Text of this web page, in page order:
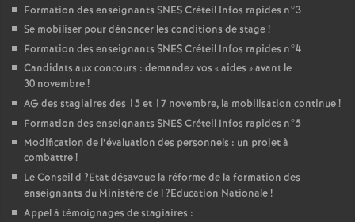
Formation des enseignants SNESCréteil Infos rapides n°3
Se mobiliser pour dénoncer les conditions de stage!
Formation des enseignants SNESCréteil Infos rapides n°4
Candidats aux concours : demandez vos «aides » avant le
30 novembre!
AG des stagiaires des 15 et 17 novembre, la mobilisation continue!
Formation des enseignants SNESCréteil Infos rapides n°5
Modification de l’évaluation des personnels : un projet à
combattre!
Le Conseil d ?Etat désavoue la réforme de la formation des
enseignants du Ministère de l?Education Nationale!
Appel à témoignages de stagiaires :